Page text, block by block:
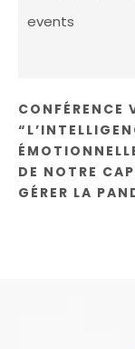
events
CONFÉRENCE
DE NOTRE
GÉRER LA